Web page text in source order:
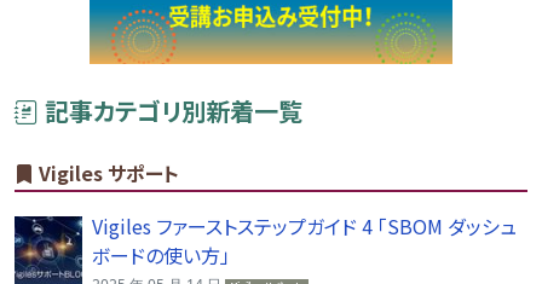
記事カテゴリ別新着一覧
Vigiles サポート
Vigiles ファーストステップガイド 4 「SBOM ダッシュ
ボードの使い方」